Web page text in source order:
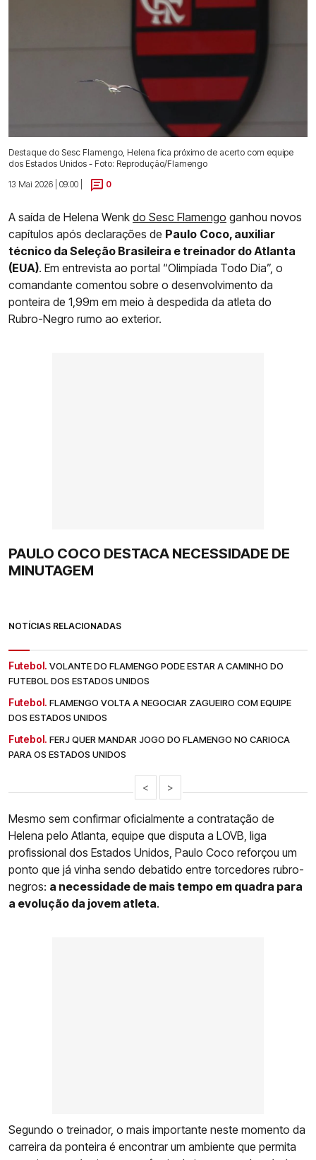
Destaque do Sesc Flamengo, Helena fica próximo de acerto com equipe
dos Estados Unidos - Foto: Reprodução/Flamengo
13 Mai 2026 | 09:00 |
0
A saída de Helena Wenk do Sesc Flamengo ganhou novos
capítulos após declarações de Paulo Coco, auxiliar
técnico da Seleção Brasileira e treinador do Atlanta
(EUA). Em entrevista ao portal “Olimpíada Todo Dia”, o
comandante comentou sobre o desenvolvimento da
ponteira de 1,99m em meio à despedida da atleta do
Rubro-Negro rumo ao exterior.
PAULO COCO DESTACA NECESSIDADE DE
MINUTAGEM
NOTÍCIAS RELACIONADAS
Futebol. VOLANTE DO FLAMENGO PODE ESTAR A CAMINHO DO
FUTEBOL DOS ESTADOS UNIDOS
Futebol. FLAMENGO VOLTA A NEGOCIAR ZAGUEIRO COM EQUIPE
DOS ESTADOS UNIDOS
Futebol. FERJ QUER MANDAR JOGO DO FLAMENGO NO CARIOCA
PARA OS ESTADOS UNIDOS
< >
Mesmo sem confirmar oficialmente a contratação de
Helena pelo Atlanta, equipe que disputa a LOVB, liga
profissional dos Estados Unidos, Paulo Coco reforçou um
ponto que já vinha sendo debatido entre torcedores rubro-
negros: a necessidade de mais tempo em quadra para
a evolução da jovem atleta.
Segundo o treinador, o mais importante neste momento da
carreira da ponteira é encontrar um ambiente que permita